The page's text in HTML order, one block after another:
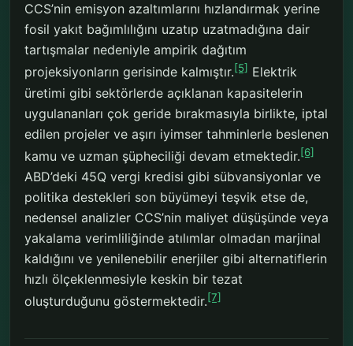
CCS’nin emisyon azaltımlarını hızlandırmak yerine
fosil yakıt bağımlılığını uzatıp uzatmadığına dair
tartışmalar nedeniyle ampirik dağıtım
projeksiyonların gerisinde kalmıştır.[5] Elektrik
üretimi gibi sektörlerde açıklanan kapasitelerin
uygulananları çok geride bırakmasıyla birlikte, iptal
edilen projeler ve aşırı iyimser tahminlerle beslenen
kamu ve uzman şüpheciliği devam etmektedir.[6]
ABD’deki 45Q vergi kredisi gibi sübvansiyonlar ve
politika destekleri son büyümeyi teşvik etse de,
nedensel analizler CCS’nin maliyet düşüşünde veya
yakalama verimliliğinde atılımlar olmadan marjinal
kaldığını ve yenilenebilir enerjiler gibi alternatiflerin
hızlı ölçeklenmesiyle keskin bir tezat
oluşturduğunu göstermektedir.[7]